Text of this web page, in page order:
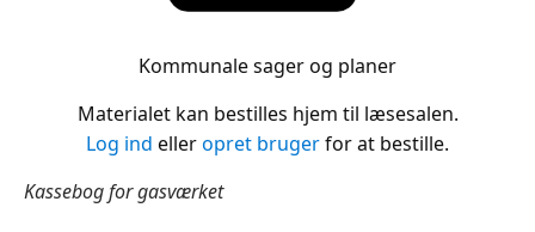
Kommunale sager og planer
Materialet kan bestilles hjem til læsesalen.
Log ind elleropret brugerfor at bestille.
Kassebog for gasværket